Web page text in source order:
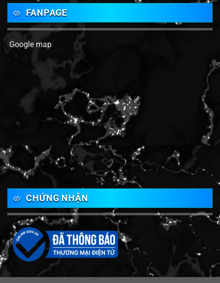
FANPAGE
Google map
CHỨNG NHẬN